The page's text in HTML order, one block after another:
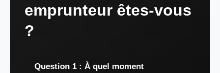
emprunteur êtes-vous
?
Question 1 : À quel moment